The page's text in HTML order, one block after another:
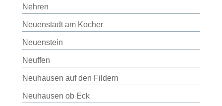
Nehren
Neuenstadt am Kocher
Neuenstein
Neuffen
Neuhausen auf den Fildern
Neuhausen ob Eck